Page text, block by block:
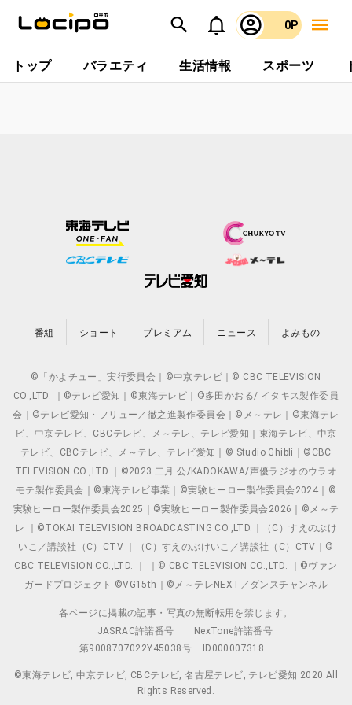
0P
トップ バラエティ 生活情報 スポーツ
番組 ショート プレミアム ニュース よみもの
©「かよチュー」実行委員会｜©中京テレビ｜© CBC TELEVISION
CO.,LTD. ｜©テレビ愛知｜©東海テレビ｜©多田かおる/ イタキス製作委員
会｜©テレビ愛知・フリュー／徹之進製作委員会｜©メ～テレ｜©東海テレ
ビ、中京テレビ、CBCテレビ、メ～テレ、テレビ愛知｜東海テレビ、中京
テレビ、CBCテレビ、メ～テレ、テレビ愛知｜© Studio Ghibli｜©CBC
TELEVISION CO.,LTD.｜©2023 二月 公/KADOKAWA/声優ラジオのウラオ
モテ製作委員会｜©東海テレビ事業｜©実験ヒーロー製作委員会2024｜©
実験ヒーロー製作委員会2025｜©実験ヒーロー製作委員会2026｜©メ～テ
レ ｜©TOKAI TELEVISION BROADCASTING CO.,LTD.｜（C）すえのぶけ
いこ／講談社（C）CTV ｜（C）すえのぶけいこ／講談社（C）CTV｜©
CBC TELEVISION CO.,LTD. ｜ ｜© CBC TELEVISION CO.,LTD. ｜©ヴァン
ガードプロジェクト ©VG15th｜©メ～テレNEXT／ダンスチャンネル
各ページに掲載の記事・写真の無断転用を禁じます。
JASRAC許諾番号
NexTone許諾番号
第9008707022Y45038号
ID000007318
©東海テレビ, 中京テレビ, CBCテレビ, 名古屋テレビ, テレビ愛知 2020 All
Rights Reserved.